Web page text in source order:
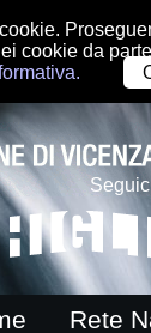
cookie da
Rete